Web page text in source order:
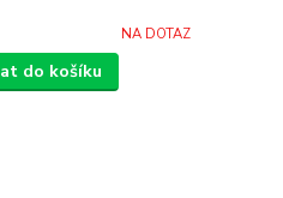
NA DOTAZ
do košíku